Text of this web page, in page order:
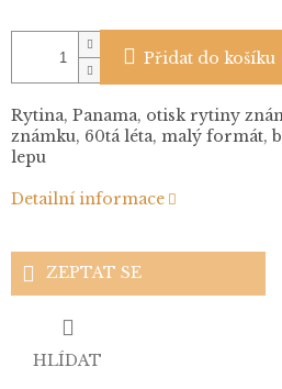
Přidat do košíku
Rytina, Panama, otisk rytiny
známku, 60tá léta, malý formát,
lepu
Detailní informace
ZEPTAT SE
HLÍDAT